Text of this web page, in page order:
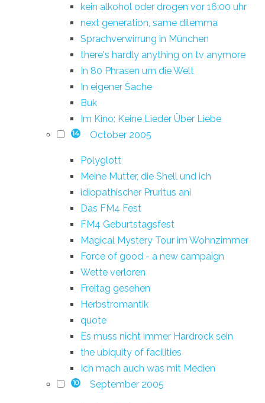
kein alkohol oder drogen vor 16:00 uhr
next generation, same dilemma
Sprachverwirrung in München
there's hardly anything on tv anymore
In 80 Phrasen um die Welt
In eigener Sache
Buk
Im Kino: Keine Lieder Über Liebe
14 October 2005
Polyglott
Meine Mutter, die Shell und ich
idiopathischer Pruritus ani
Das FM4 Fest
FM4 Geburtstagsfest
Magical Mystery Tour im Wohnzimmer
Force of good - a new campaign
Wette verloren
Freitag gesehen
Herbstromantik
quote
Es muss nicht immer Hardrock sein
the ubiquity of facilities
Ich mach auch was mit Medien
10 September 2005